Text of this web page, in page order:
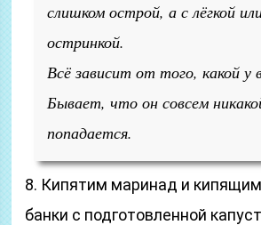
слишком острой, а с лёгкой
остринкой.
Всё зависит от того, какой у
Бывает, что он совсем
попадается.
8. Кипятим маринад и
банки с подготовленной